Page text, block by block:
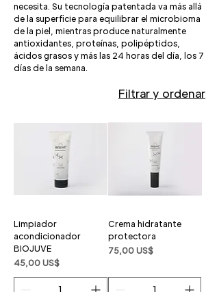
necesita. Su tecnología patentada va más allá
de la superficie para equilibrar el microbioma
de la piel, mientras produce naturalmente
antioxidantes, proteínas, polipéptidos,
ácidos grasos y más las 24 horas del día, los 7
días de la semana.
Filtrar y ordenar
Limpiador
acondicionador
BIOJUVE
Precio
45,00 US$
Crema hidratante
protectora
Precio
75,00 US$